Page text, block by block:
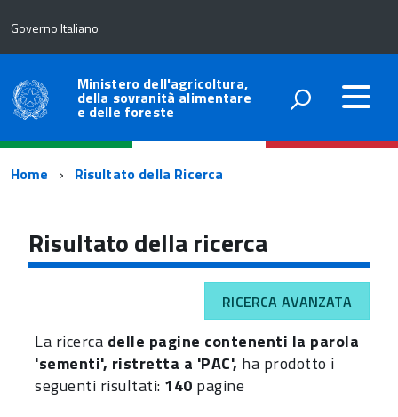
Governo Italiano
Ministero dell'agricoltura,
della sovranità alimentare
e delle foreste
Percorso
navigazione
Home Risultato della Ricerca
Risultato della ricerca
RICERCA AVANZATA
La ricerca delle pagine contenenti la parola
'sementi', ristretta a 'PAC', ha prodotto i
seguenti risultati: 140 pagine